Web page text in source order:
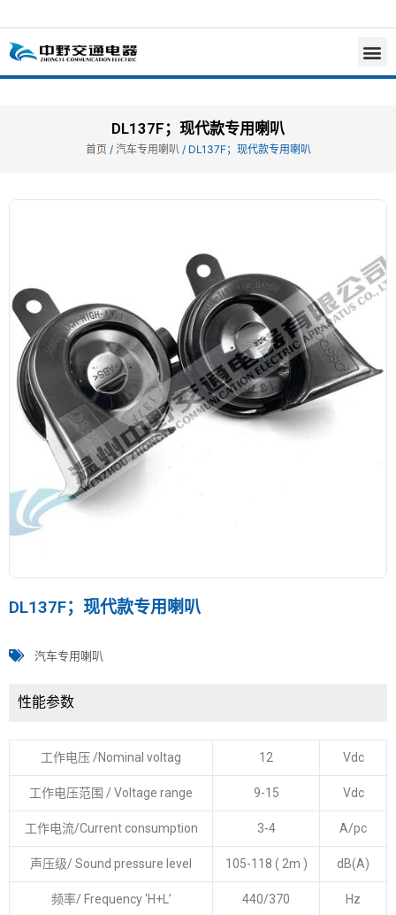
DL137F；现代款专用喇叭
首页/ 汽车专用喇叭/ DL137F；现代款专用喇叭
DL137F；现代款专用喇叭
汽车专用喇叭
性能参数
工作电压 /Nominal voltag 12 Vdc
工作电压范围 / Voltage range 9-15 Vdc
工作电流/Current consumption 3-4 A/pc
声压级/ Sound pressure level 105-118 ( 2m ) dB(A)
频率/ Frequency ‘H+L’ 440/370 Hz